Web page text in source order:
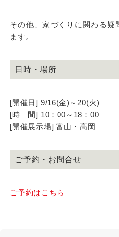
その他、家づくりに関わる疑
ます。
日時・場所
[開催日] 9/16(金)～20(火)
[時 間] 10：00～18：00
[開催展示場] 富山・高岡
ご予約・お問合せ
ご予約はこちら